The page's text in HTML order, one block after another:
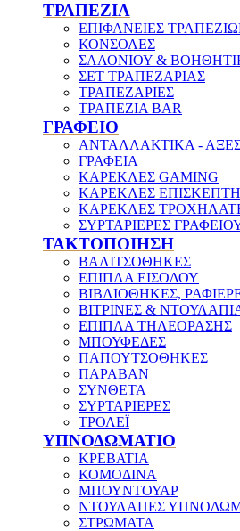
ΤΡΑΠΕΖΙΑ
ΕΠΙΦΑΝΕΙΕΣ
ΚΟΝΣΟΛΕΣ
ΣΑΛΟΝΙΟΥ &
ΣΕΤ ΤΡΑΠΕΖΑΡΙΑΣ
ΤΡΑΠΕΖΑΡΙΕΣ
ΤΡΑΠΕΖΙΑ BAR
ΓΡΑΦΕΙΟ
ΑΝΤΑΛΛΑΚΤΙΚΑ -
ΓΡΑΦΕΙΑ
ΚΑΡΕΚΛΕΣ GAMING
ΚΑΡΕΚΛΕΣ ΕΠΙΣΚΕΠΤΗ
ΚΑΡΕΚΛΕΣ
ΣΥΡΤΑΡΙΕΡΕΣ
ΤΑΚΤΟΠΟΙΗΣΗ
ΒΑΛΙΤΣΟΘΗΚΕΣ
ΕΠΙΠΛΑ ΕΙΣΟΔΟΥ
ΒΙΒΛΙΟΘΗΚΕΣ,
ΒΙΤΡΙΝΕΣ &
ΕΠΙΠΛΑ ΤΗΛΕΟΡΑΣΗΣ
ΜΠΟΥΦΕΔΕΣ
ΠΑΠΟΥΤΣΟΘΗΚΕΣ
ΠΑΡΑΒΑΝ
ΣΥΝΘΕΤΑ
ΣΥΡΤΑΡΙΕΡΕΣ
ΤΡΟΛΕΪ
ΥΠΝΟΔΩΜΑΤΙΟ
ΚΡΕΒΑΤΙΑ
ΚΟΜΟΔΙΝΑ
ΜΠΟΥΝΤΟΥΑΡ
ΝΤΟΥΛΑΠΕΣ
ΣΤΡΩΜΑΤΑ